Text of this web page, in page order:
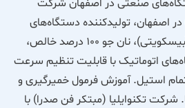
صنعتی در اصفهان شرکت
اصفهان، تولیدکننده دستگاه‌های
پخت نان بستنی شیرین (بیسکویتی)، نان جو 100 درصد خالص،
اتوماتیک با قابلیت تنظیم سرعت
تمام استیل. آموزش فرمول خمیرگیری و
شرکت تکنوایلیا (مبتکر فن صدرا) با